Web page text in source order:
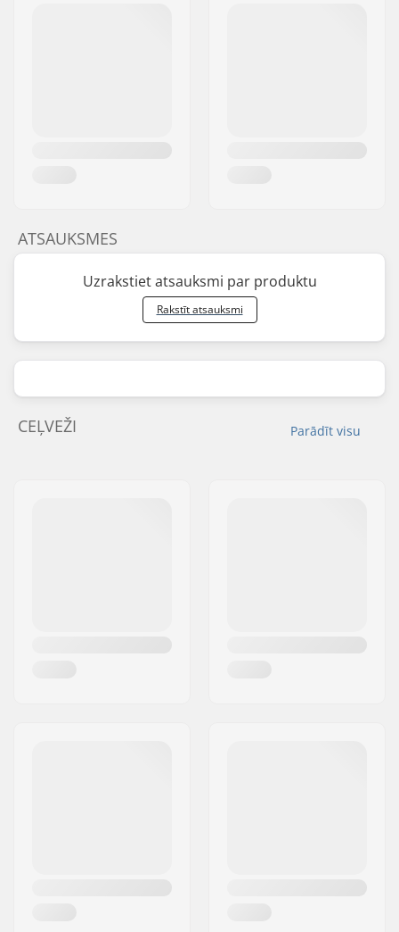
ATSAUKSMES
Uzrakstiet atsauksmi par produktu
Rakstīt atsauksmi
Parādīt visu
CEĻVEŽI